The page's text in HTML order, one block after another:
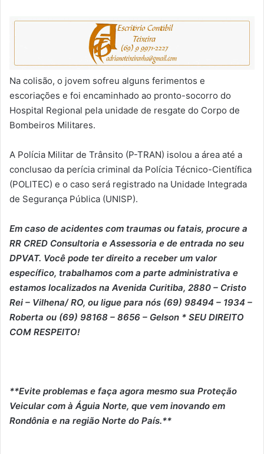
Na colisão, o jovem sofreu alguns ferimentos e
escoriações e foi encaminhado ao pronto-socorro do
Hospital Regional pela unidade de resgate do Corpo de
Bombeiros Militares.
A Polícia Militar de Trânsito (P-TRAN) isolou a área até a
conclusao da perícia criminal da Polícia Técnico-Científica
(POLITEC) e o caso será registrado na Unidade Integrada
de Segurança Pública (UNISP).
Em caso de acidentes com traumas ou fatais, procure a
RR CRED Consultoria e Assessoria e de entrada no seu
DPVAT. Você pode ter direito a receber um valor
específico, trabalhamos com a parte administrativa e
estamos localizados na Avenida Curitiba, 2880 – Cristo
Rei – Vilhena/ RO, ou ligue para nós (69) 98494 – 1934 –
Roberta ou (69) 98168 – 8656 – Gelson * SEU DIREITO
COM RESPEITO!
**Evite problemas e faça agora mesmo sua Proteção
Veicular com à Águia Norte, que vem inovando em
Rondônia e na região Norte do País.**